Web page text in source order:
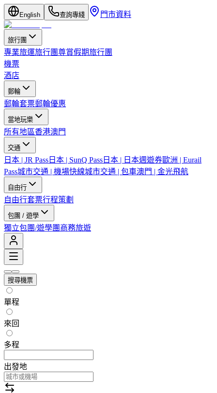
English 查詢專綫 門市資料
旅行團
專業旅運旅行團尊賞假期旅行團
機票
酒店
郵輪
郵輪套票郵輪優惠
當地玩樂
所有地區香港澳門
交通
日本 | JR Pass 日本 | SunQ Pass 日本 | 日本週遊券歐洲 | Eurail
Pass城市交通 | 機場快線城市交通 | 包車澳門 | 金光飛航
自由行
自由行套票行程策劃
包團 / 遊學
獨立包團/遊學團 商務旅遊
搜尋機票
單程
來回
多程
出發地